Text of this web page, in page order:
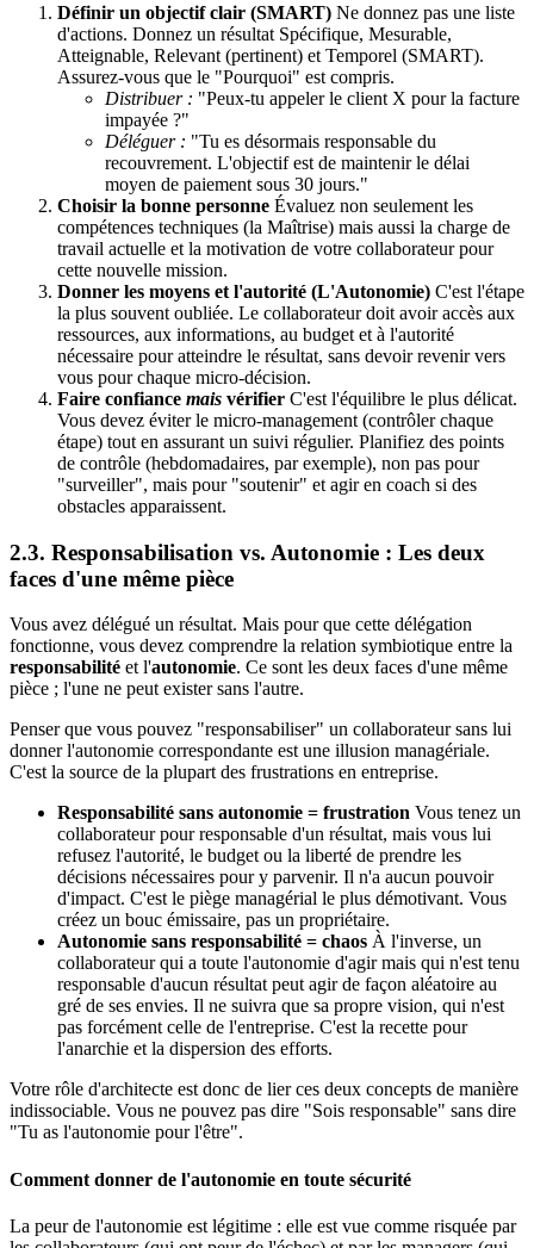
Définir un objectif clair (SMART) Ne donnez pas une liste
d'actions. Donnez un résultat Spécifique, Mesurable,
Atteignable, Relevant (pertinent) et Temporel (SMART).
Assurez-vous que le "Pourquoi" est compris.
Distribuer : "Peux-tu appeler le client X pour la facture
impayée ?"
Déléguer : "Tu es désormais responsable du
recouvrement. L'objectif est de maintenir le délai
moyen de paiement sous 30 jours."
Choisir la bonne personne Évaluez non seulement les
compétences techniques (la Maîtrise) mais aussi la charge de
travail actuelle et la motivation de votre collaborateur pour
cette nouvelle mission.
Donner les moyens et l'autorité (L'Autonomie) C'est l'étape
la plus souvent oubliée. Le collaborateur doit avoir accès aux
ressources, aux informations, au budget et à l'autorité
nécessaire pour atteindre le résultat, sans devoir revenir vers
vous pour chaque micro-décision.
Faire confiance mais vérifier C'est l'équilibre le plus délicat.
Vous devez éviter le micro-management (contrôler chaque
étape) tout en assurant un suivi régulier. Planifiez des points
de contrôle (hebdomadaires, par exemple), non pas pour
"surveiller", mais pour "soutenir" et agir en coach si des
obstacles apparaissent.
2.3. Responsabilisation vs. Autonomie : Les deux
faces d'une même pièce
Vous avez délégué un résultat. Mais pour que cette délégation
fonctionne, vous devez comprendre la relation symbiotique entre la
responsabilité et l'autonomie. Ce sont les deux faces d'une même
pièce ; l'une ne peut exister sans l'autre.
Penser que vous pouvez "responsabiliser" un collaborateur sans lui
donner l'autonomie correspondante est une illusion managériale.
C'est la source de la plupart des frustrations en entreprise.
Responsabilité sans autonomie = frustration Vous tenez un
collaborateur pour responsable d'un résultat, mais vous lui
refusez l'autorité, le budget ou la liberté de prendre les
décisions nécessaires pour y parvenir. Il n'a aucun pouvoir
d'impact. C'est le piège managérial le plus démotivant. Vous
créez un bouc émissaire, pas un propriétaire.
Autonomie sans responsabilité = chaos À l'inverse, un
collaborateur qui a toute l'autonomie d'agir mais qui n'est tenu
responsable d'aucun résultat peut agir de façon aléatoire au
gré de ses envies. Il ne suivra que sa propre vision, qui n'est
pas forcément celle de l'entreprise. C'est la recette pour
l'anarchie et la dispersion des efforts.
Votre rôle d'architecte est donc de lier ces deux concepts de manière
indissociable. Vous ne pouvez pas dire "Sois responsable" sans dire
"Tu as l'autonomie pour l'être".
Comment donner de l'autonomie en toute sécurité
La peur de l'autonomie est légitime : elle est vue comme risquée par